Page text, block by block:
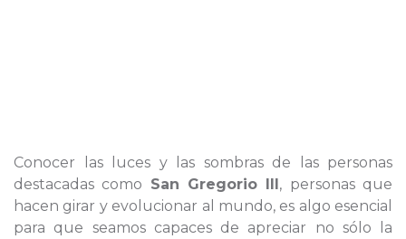
Conocer las luces y las sombras de las personas
destacadas como San Gregorio III, personas que
hacen girar y evolucionar al mundo, es algo esencial
para que seamos capaces de apreciar no sólo la